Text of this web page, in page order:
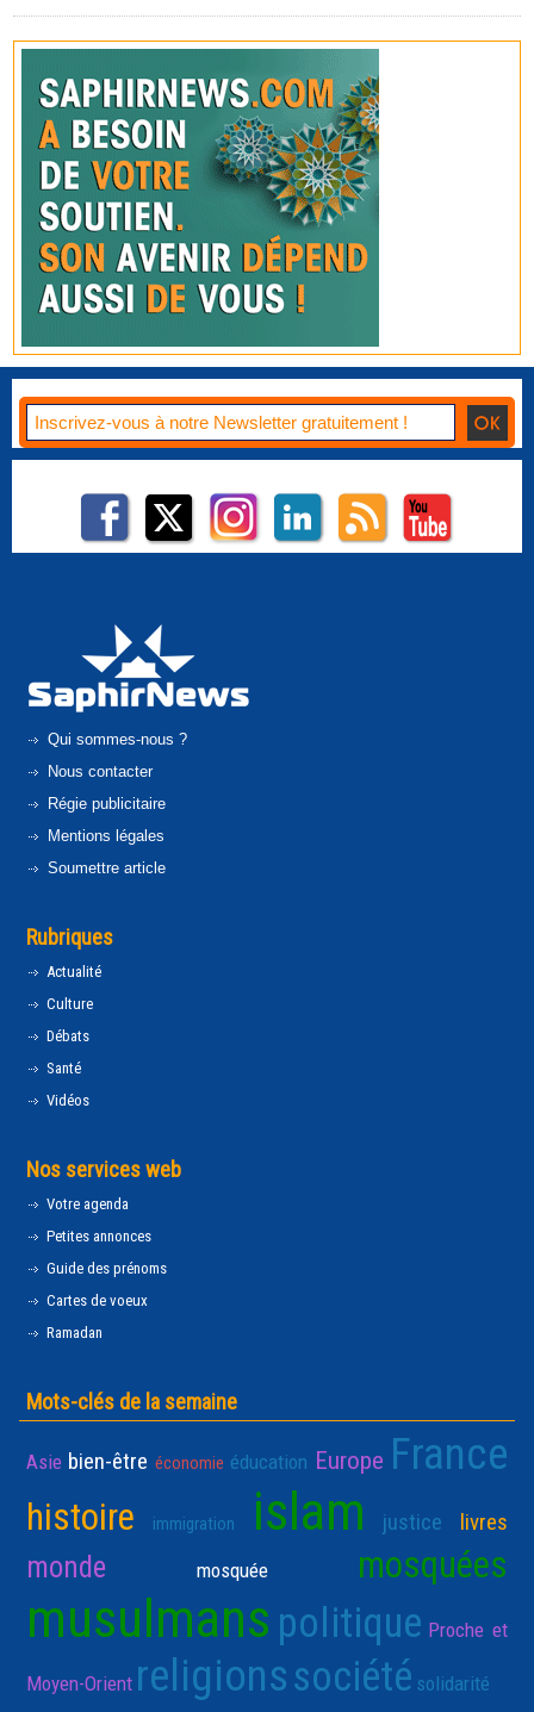
Qui sommes-nous ?
Nous contacter
Régie publicitaire
Mentions légales
Soumettre article
Rubriques
Actualité
Culture
Débats
Santé
Vidéos
Nos services web
Votre agenda
Petites annonces
Guide des prénoms
Cartes de voeux
Ramadan
Mots-clés de la semaine
Asie bien-être économie éducation Europe France
histoire immigration islam justice livres
monde mosquée mosquées
musulmans politique Proche et
Moyen-Orient religionssociété solidarité